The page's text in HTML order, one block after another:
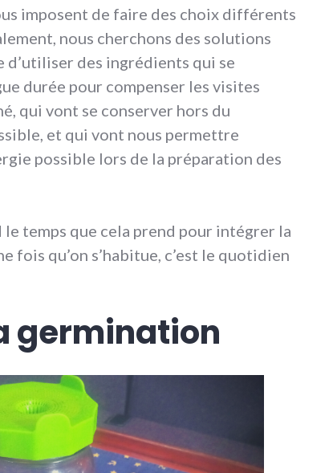
imposent de faire des choix différents
nous cherchons des solutions
des ingrédients qui se
durée pour compenser les visites
qui vont se conserver hors du
et qui vont nous permettre
possible lors de la préparation des
temps que cela prend pour intégrer la
fois qu’on s’habitue, c’est le quotidien
germination